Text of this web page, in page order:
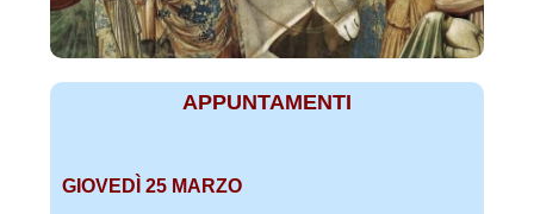
APPUNTAMENTI
GIOVEDÌ 25 MARZO